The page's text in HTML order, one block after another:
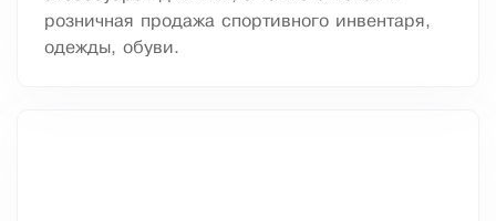
розничная продажа спортивного инвентаря,
одежды, обуви.